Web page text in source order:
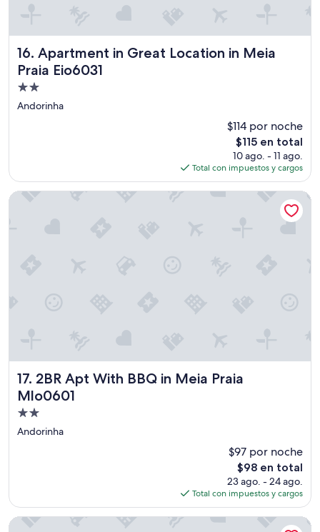
16. Apartment in Great Location in Meia
Praia Eio6031
Apartment in Great Location in Meia Praia Eio6031
Propiedad
de
Andorinha
$114 por noche
El
precio
actual
es
de
$115 en total
10 ago. - 11 ago.
Total con impuestos y cargos
17. 2BR Apt With BBQ in Meia Praia
Mlo0601
2BR Apt With BBQ in Meia Praia Mlo0601
Propiedad
de
Andorinha
$97 por noche
El
precio
actual
es
de
$98 en total
23 ago. - 24 ago.
Total con impuestos y cargos
2BR Apt With BBQ in Meia Praia Mlo0601
3BR Apt w/ BBQ 300m From the Beach Ivt1301